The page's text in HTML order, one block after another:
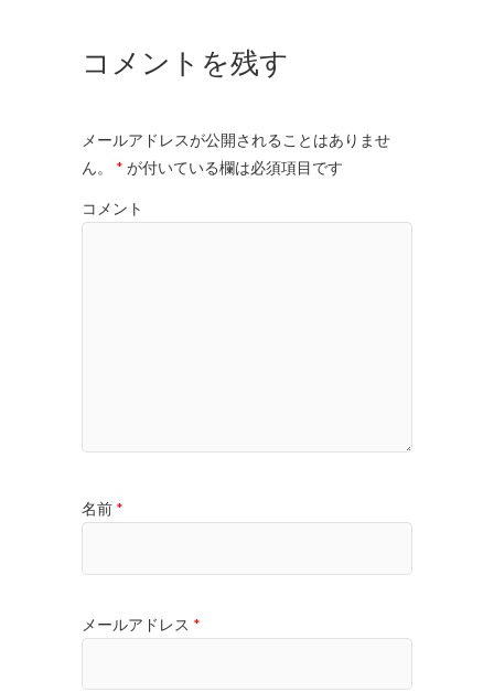
コメントを残す
メールアドレスが公開されることはありませ
ん。
* が付いている欄は必須項目です
コメント
名前 *
メールアドレス *